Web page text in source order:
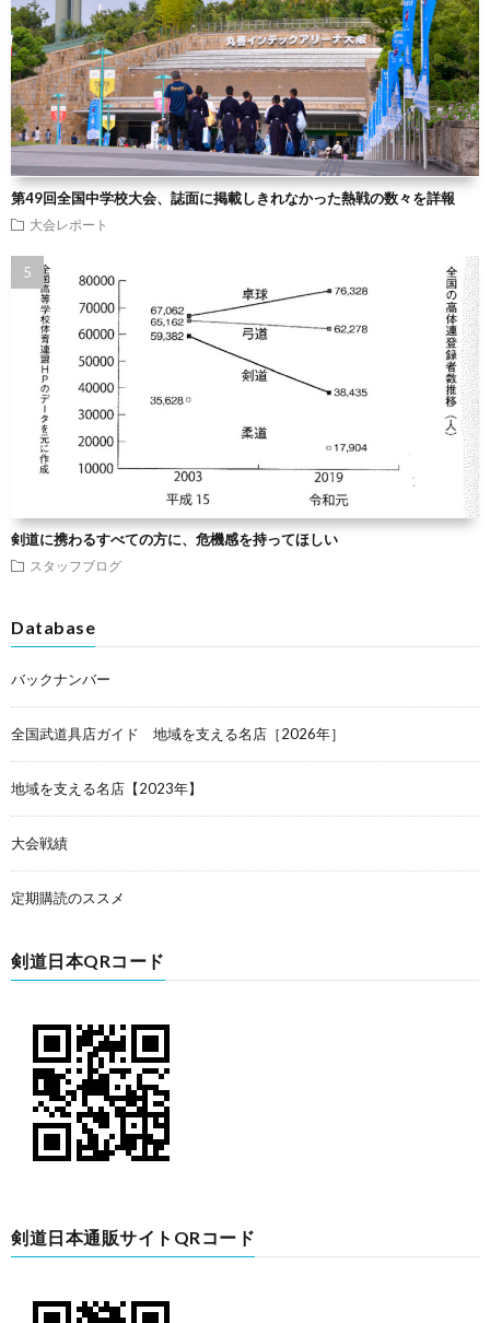
第49回全国中学校大会、誌面に掲載しきれなかった熱戦の数々を詳報
大会レポート
剣道に携わるすべての方に、危機感を持ってほしい
スタッフブログ
Database
バックナンバー
全国武道具店ガイド 地域を支える名店［2026年］
地域を支える名店【2023年】
大会戦績
定期購読のススメ
剣道日本QRコード
剣道日本通販サイトQRコード